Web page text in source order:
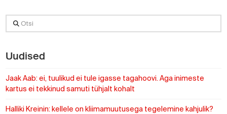
Otsi
Uudised
Jaak Aab: ei, tuulikud ei tule igasse tagahoovi. Aga inimeste
kartus ei tekkinud samuti tühjalt kohalt
Halliki Kreinin: kellele on kliimamuutusega tegelemine kahjulik?